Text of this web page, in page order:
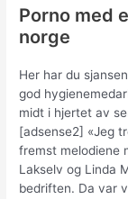
Porno med
norge
Her har du
god
midt i hjertet av
[adsense2] «Jeg
fremst melodiene
Lakselv og Linda
bedriften. Da var